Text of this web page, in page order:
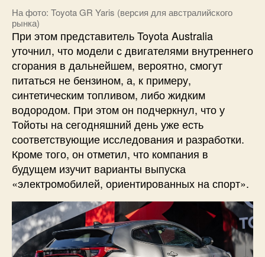
На фото: Toyota GR Yaris (версия для австралийского
рынка)
При этом представитель Toyota Australia
уточнил, что модели с двигателями внутреннего
сгорания в дальнейшем, вероятно, смогут
питаться не бензином, а, к примеру,
синтетическим топливом, либо жидким
водородом. При этом он подчеркнул, что у
Тойоты на сегодняшний день уже есть
соответствующие исследования и разработки.
Кроме того, он отметил, что компания в
будущем изучит варианты выпуска
«электромобилей, ориентированных на спорт».